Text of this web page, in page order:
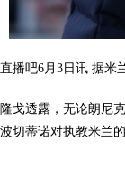
直播吧6月3日讯 据米
隆戈透露，无论朗尼
波切蒂诺对执教米兰